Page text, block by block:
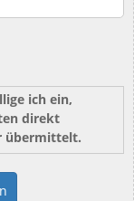
ich ein,
direkt
übermittelt.